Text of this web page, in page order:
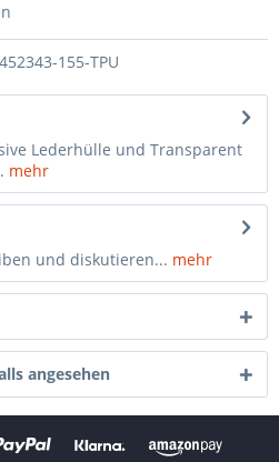
155-TPU
Lederhülle und Transparent
mehr
und diskutieren... mehr
angesehen